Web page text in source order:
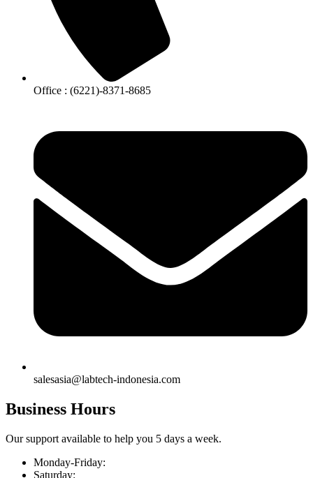
Office : (6221)-8371-8685
salesasia@labtech-indonesia.com
Business Hours
Our support available to help you 5 days a week.
Monday-Friday:
Saturday: